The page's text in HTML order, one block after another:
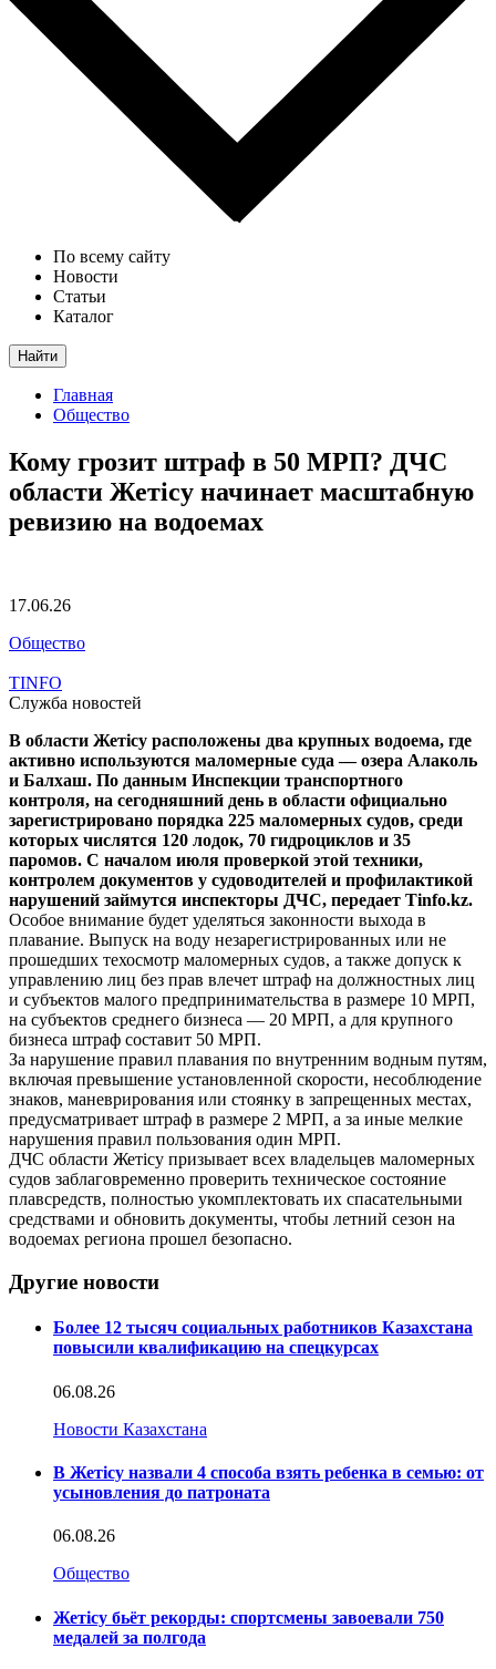
По всему сайту
Новости
Статьи
Каталог
Найти
Главная
Общество
Кому грозит штраф в 50 МРП? ДЧС
области Жетісу начинает масштабную
ревизию на водоемах
17.06.26
Общество
TINFO
Служба новостей
В области Жетісу расположены два крупных водоема, где
активно используются маломерные суда — озера Алаколь
и Балхаш. По данным Инспекции транспортного
контроля, на сегодняшний день в области официально
зарегистрировано порядка 225 маломерных судов, среди
которых числятся 120 лодок, 70 гидроциклов и 35
паромов. С началом июля проверкой этой техники,
контролем документов у судоводителей и профилактикой
нарушений займутся инспекторы ДЧС, передает Tinfo.kz.
Особое внимание будет уделяться законности выхода в
плавание. Выпуск на воду незарегистрированных или не
прошедших техосмотр маломерных судов, а также допуск к
управлению лиц без прав влечет штраф на должностных лиц
и субъектов малого предпринимательства в размере 10 МРП,
на субъектов среднего бизнеса — 20 МРП, а для крупного
бизнеса штраф составит 50 МРП.
За нарушение правил плавания по внутренним водным путям,
включая превышение установленной скорости, несоблюдение
знаков, маневрирования или стоянку в запрещенных местах,
предусматривает штраф в размере 2 МРП, а за иные мелкие
нарушения правил пользования один МРП.
ДЧС области Жетісу призывает всех владельцев маломерных
судов заблаговременно проверить техническое состояние
плавсредств, полностью укомплектовать их спасательными
средствами и обновить документы, чтобы летний сезон на
водоемах региона прошел безопасно.
Другие новости
Более 12 тысяч социальных работников Казахстана
повысили квалификацию на спецкурсах
06.08.26
Новости Казахстана
В Жетісу назвали 4 способа взять ребенка в семью: от
усыновления до патроната
06.08.26
Общество
Жетісу бьёт рекорды: спортсмены завоевали 750
медалей за полгода